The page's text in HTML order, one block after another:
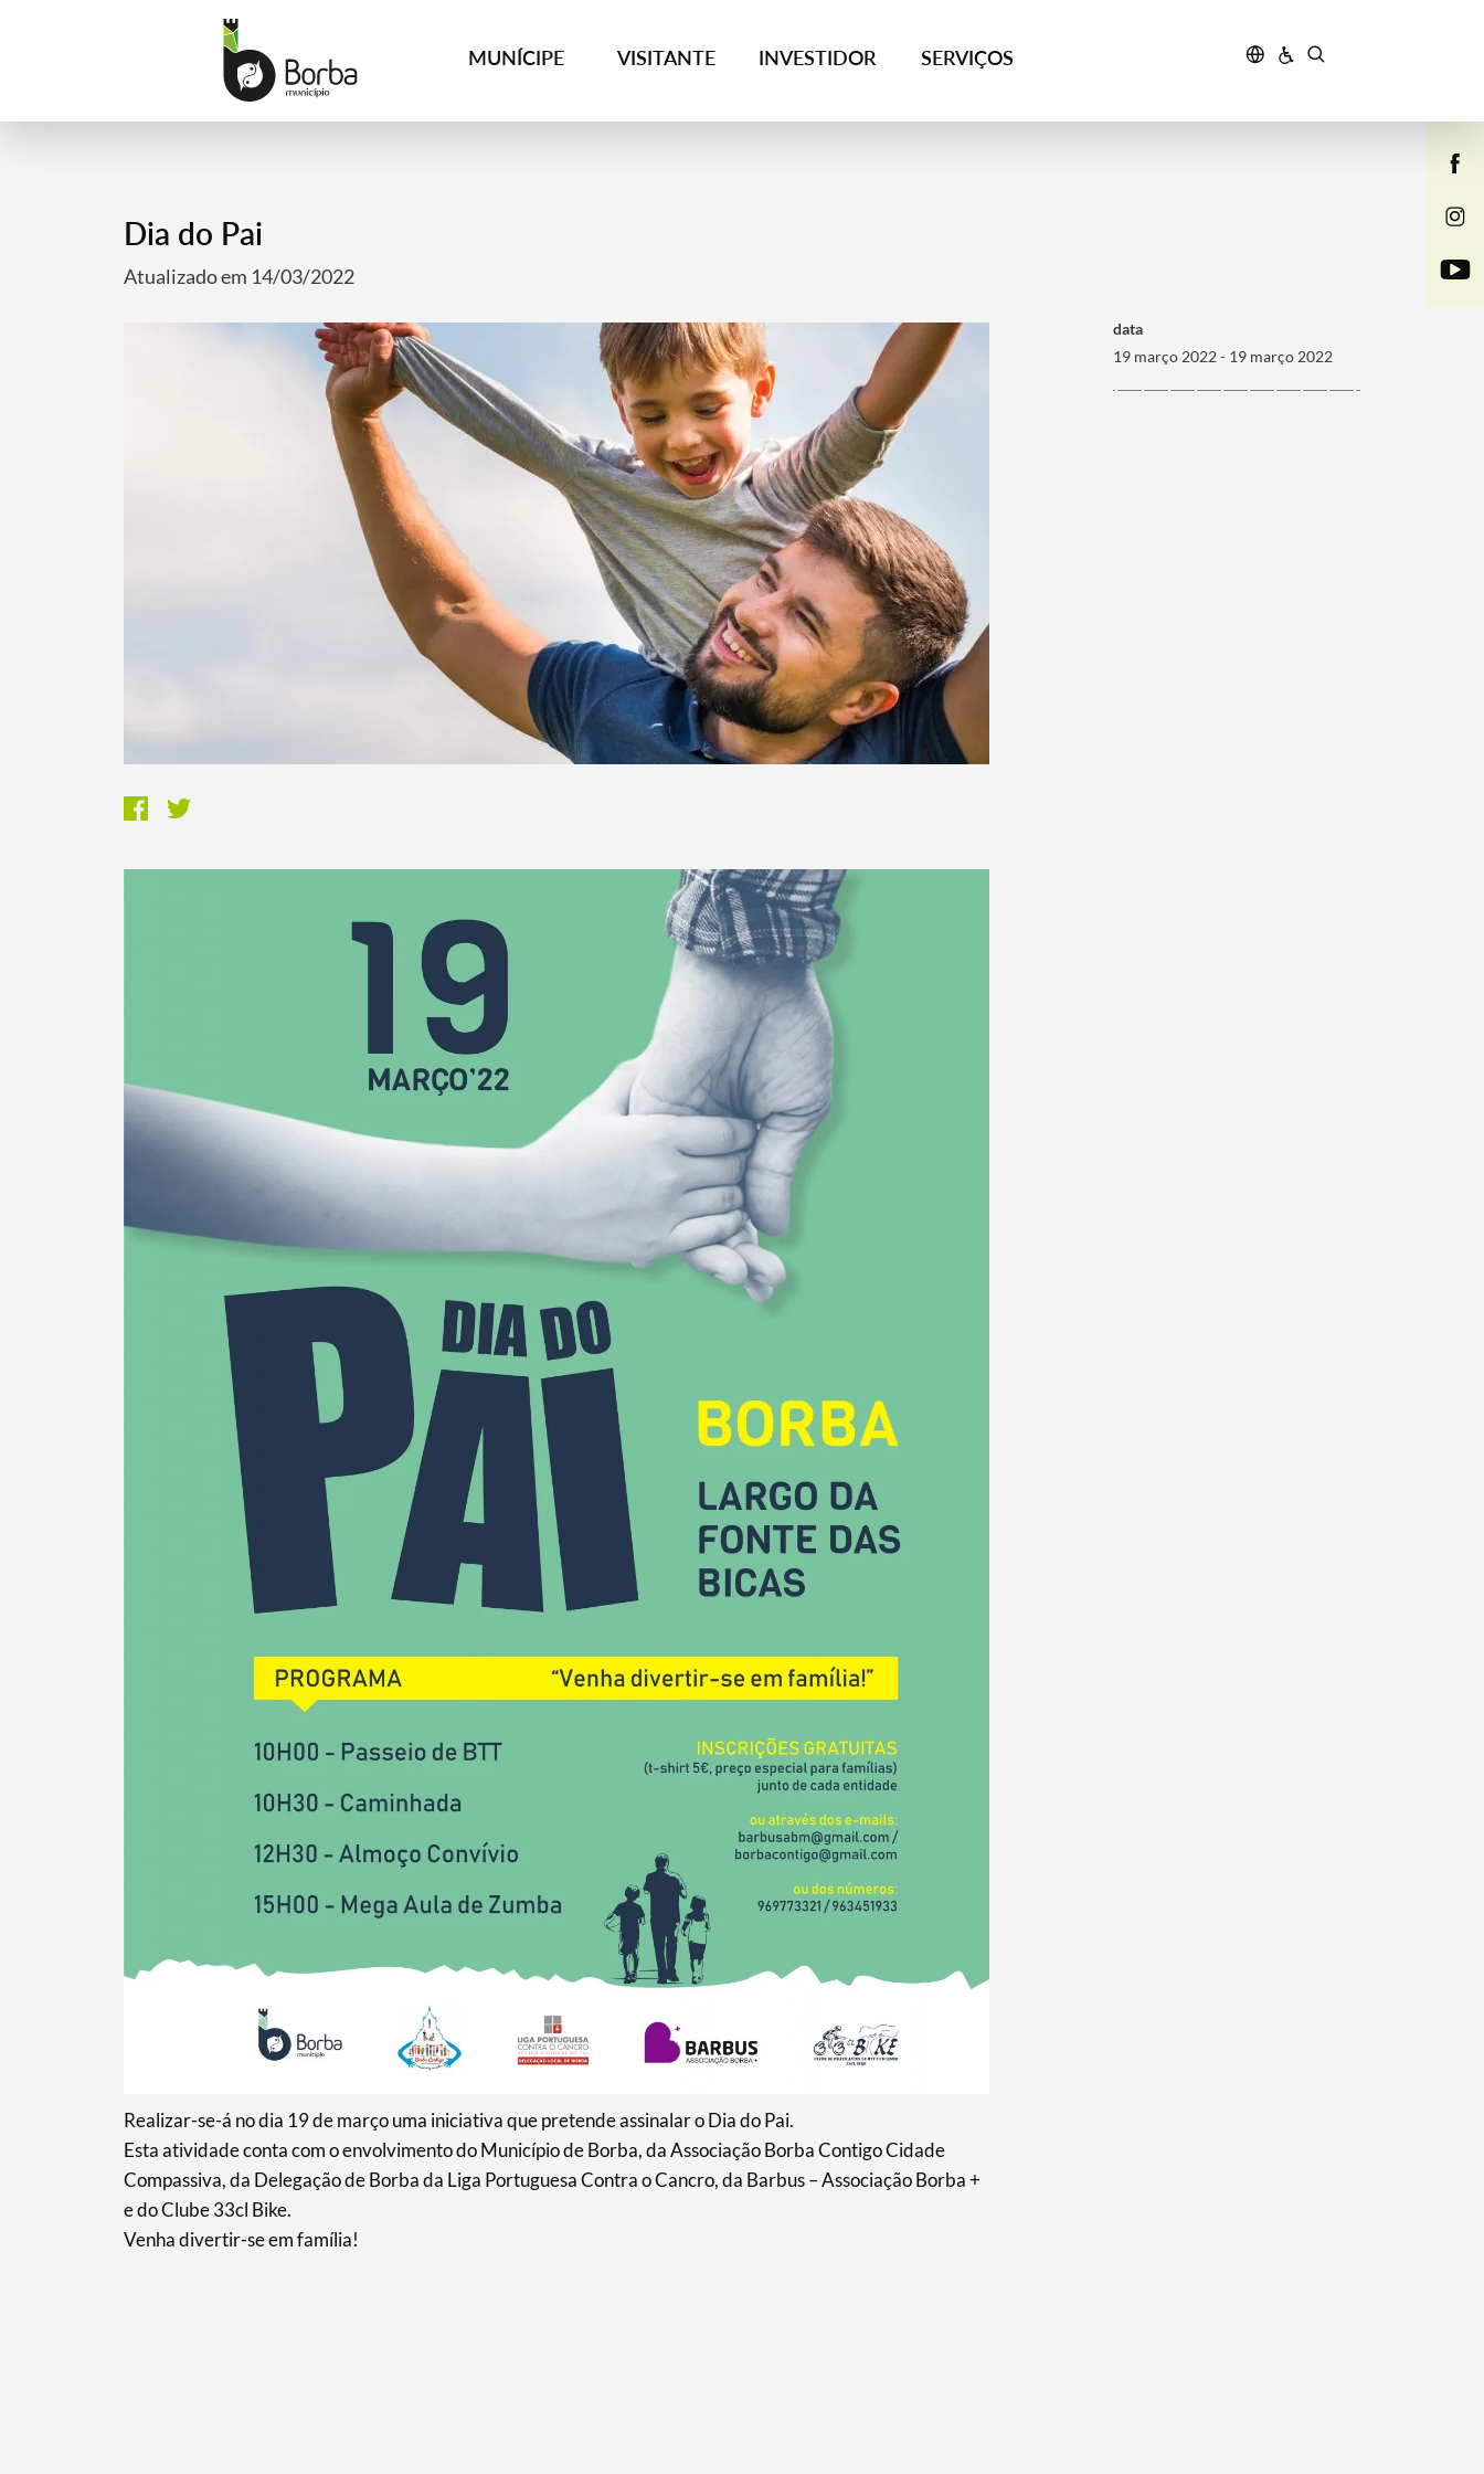
MUNÍCIPE VISITANTE INVESTIDOR SERVIÇOS
Termo de Pesquisa
Dia do Pai
Atualizado em 14/03/2022
Realizar-se-á no dia 19 de março uma iniciativa que pretende assinalar o Dia do Pai.
Esta atividade conta com o envolvimento do Município de Borba, da Associação Borba Contigo Cidade
Compassiva, da Delegação de Borba da Liga Portuguesa Contra o Cancro, da Barbus – Associação Borba +
e do Clube 33cl Bike.
Venha divertir-se em família!
data
19 março 2022 - 19 março 2022